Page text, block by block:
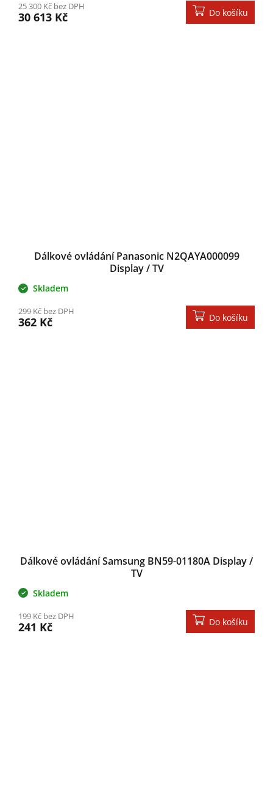
25 300 Kč bez DPH
30 613 Kč Do košíku
Dálkové ovládání Panasonic N2QAYA000099
Display / TV
Skladem
299 Kč bez DPH
362 Kč Do košíku
Dálkové ovládání Samsung BN59-01180A Display /
TV
Skladem
199 Kč bez DPH
241 Kč Do košíku